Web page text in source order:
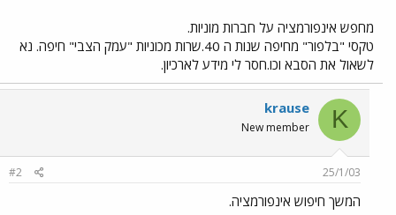
מחפש אינפורמציה על חברות מוניות.
טקסי "בלפור" מחיפה שנות ה 40.שרות מכוניות "עמק הצבי" חיפה. נא
לשאול את הסבא וכו.חסר לי מידע לארכיון.
K
krause
New member
25/1/03
#2
המשך חיפוש אינפורמציה.